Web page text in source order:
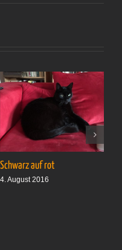
Schwarz auf rot
4. August 2016